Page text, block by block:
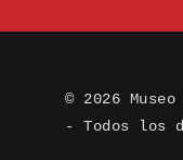
© 2026
- Todos los